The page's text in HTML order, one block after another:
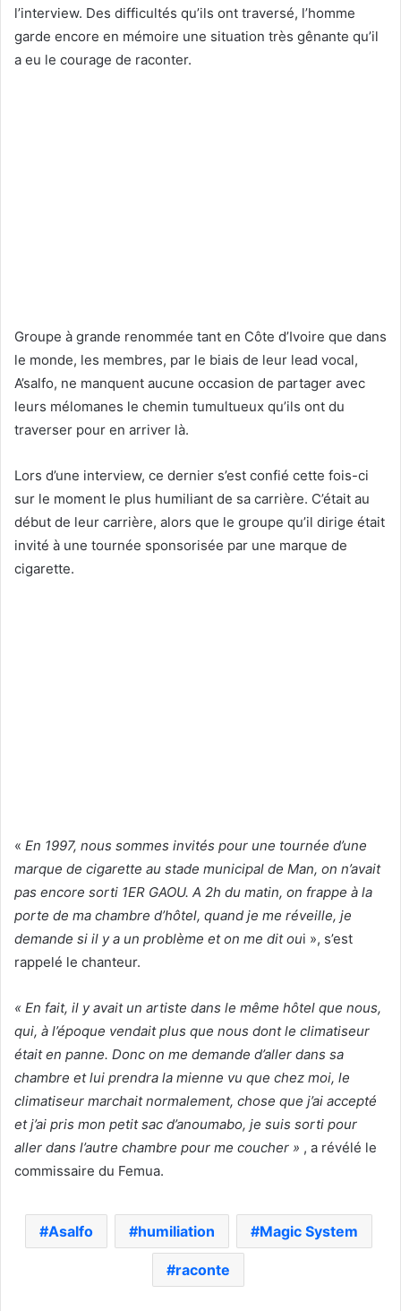
l’interview. Des difficultés qu’ils ont traversé, l’homme
garde encore en mémoire une situation très gênante qu’il
a eu le courage de raconter.
Groupe à grande renommée tant en Côte d’Ivoire que dans
le monde, les membres, par le biais de leur lead vocal,
A’salfo, ne manquent aucune occasion de partager avec
leurs mélomanes le chemin tumultueux qu’ils ont du
traverser pour en arriver là.
Lors d’une interview, ce dernier s’est confié cette fois-ci
sur le moment le plus humiliant de sa carrière. C’était au
début de leur carrière, alors que le groupe qu’il dirige était
invité à une tournée sponsorisée par une marque de
cigarette.
« En 1997, nous sommes invités pour une tournée d’une
marque de cigarette au stade municipal de Man, on n’avait
pas encore sorti 1ER GAOU. A 2h du matin, on frappe à la
porte de ma chambre d’hôtel, quand je me réveille, je
demande si il y a un problème et on me dit oui », s’est
rappelé le chanteur.
« En fait, il y avait un artiste dans le même hôtel que nous,
qui, à l’époque vendait plus que nous dont le climatiseur
était en panne. Donc on me demande d’aller dans sa
chambre et lui prendra la mienne vu que chez moi, le
climatiseur marchait normalement, chose que j’ai accepté
et j’ai pris mon petit sac d’anoumabo, je suis sorti pour
aller dans l’autre chambre pour me coucher » , a révélé le
commissaire du Femua.
Asalfo humiliation Magic System
raconte